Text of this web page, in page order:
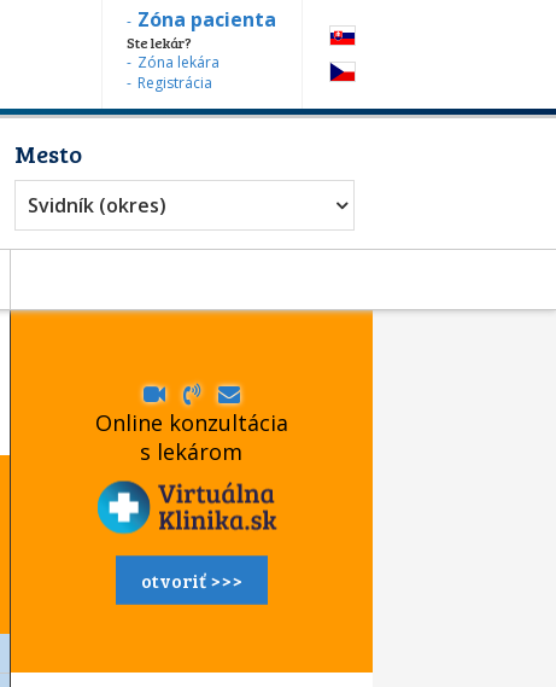
Zóna pacienta
Ste lekár?
Zóna lekára
Registrácia
Mesto
Svidník (okres)
Online konzultácia
s lekárom
otvoriť >>>